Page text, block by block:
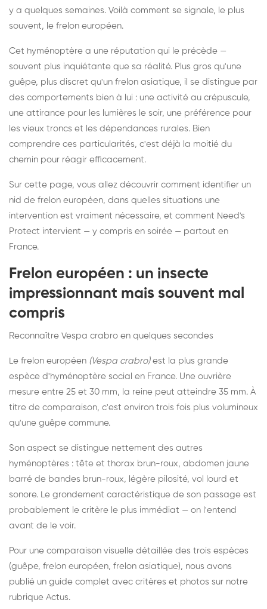
y a quelques semaines. Voilà comment se signale, le plus
souvent, le frelon européen.
Cet hyménoptère a une réputation qui le précède —
souvent plus inquiétante que sa réalité. Plus gros qu'une
guêpe, plus discret qu'un frelon asiatique, il se distingue par
des comportements bien à lui : une activité au crépuscule,
une attirance pour les lumières le soir, une préférence pour
les vieux troncs et les dépendances rurales. Bien
comprendre ces particularités, c'est déjà la moitié du
chemin pour réagir efficacement.
Sur cette page, vous allez découvrir comment identifier un
nid de frelon européen, dans quelles situations une
intervention est vraiment nécessaire, et comment Need's
Protect intervient — y compris en soirée — partout en
France.
Frelon européen : un insecte
impressionnant mais souvent mal
compris
Reconnaître Vespa crabro en quelques secondes
Le frelon européen (Vespa crabro)est la plus grande
espèce d'hyménoptère social en France. Une ouvrière
mesure entre 25 et 30 mm, la reine peut atteindre 35 mm. À
titre de comparaison, c'est environ trois fois plus volumineux
qu'une guêpe commune.
Son aspect se distingue nettement des autres
hyménoptères : tête et thorax brun-roux, abdomen jaune
barré de bandes brun-roux, légère pilosité, vol lourd et
sonore. Le grondement caractéristique de son passage est
probablement le critère le plus immédiat — on l'entend
avant de le voir.
Pour une comparaison visuelle détaillée des trois espèces
(guêpe, frelon européen, frelon asiatique), nous avons
publié un guide complet avec critères et photos sur notre
rubrique Actus.